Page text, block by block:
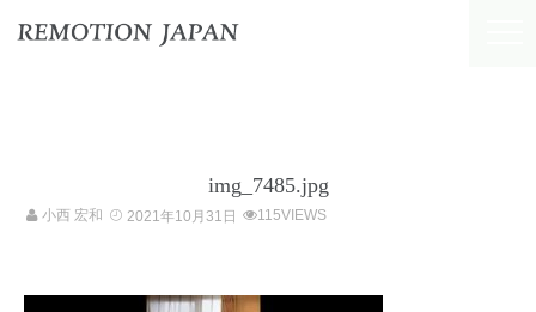
img_7485.jpg
小西 宏和 2021年10月31日 115VIEWS